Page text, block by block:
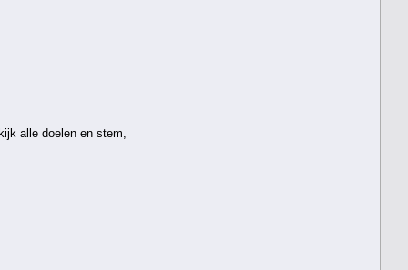
alle doelen en stem,